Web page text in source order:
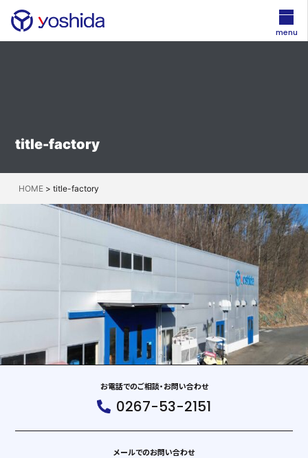
title-factory
HOME> title-factory
お電話でのご相談・お問い合わせ
0267-53-2151
メールでのお問い合わせ
menu